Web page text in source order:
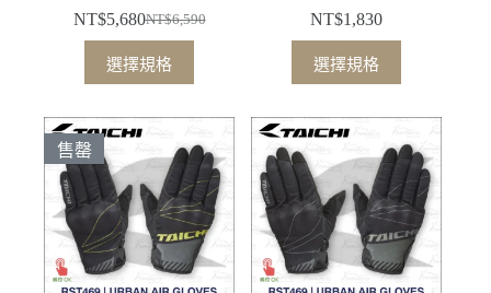
選
擇
選
選
擇
選
NT$6,590
始
價
NT$6,590。
NT$5,680
前
價
NT$5,680。
選擇規格
此
產
有
多
種
款
式。
可
NT$1,830
選擇規格
此
產
有
多
種
款
式。
可
售罄